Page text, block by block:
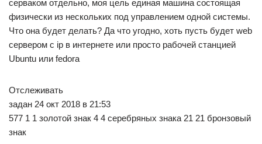
серваком отдельно, моя цель единая машина состоящая
физически из нескольких под управлением одной системы.
Что она будет делать? Да что угодно, хоть пусть будет web
сервером с ip в интернете или просто рабочей станцией
Ubuntu или fedora
Отслеживать
задан 24 окт 2018 в 21:53
577 1 1 золотой знак 4 4 серебряных знака 21 21 бронзовый
знак